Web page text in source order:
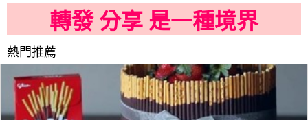
轉發 分享 是一種境界
熱門推薦